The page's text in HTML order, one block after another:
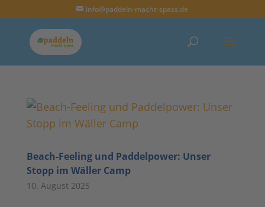
info@paddeln-macht-spass.de
Beach-Feeling und Paddelpower: Unser
Stopp im Wäller Camp
10. August 2025